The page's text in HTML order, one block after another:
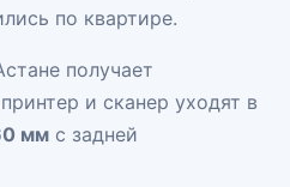
по квартире.
получает
и сканер уходят в
ммс задней